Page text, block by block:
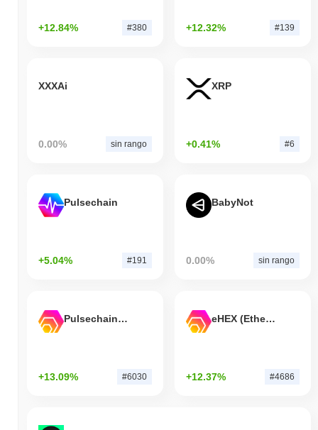
+12.84% #380 +12.32% #139
XXXAi
0.00% sin rango
XRP
+0.41% #6
Pulsechain
+5.04% #191
BabyNot
0.00% sin rango
Pulsechain Bridged HEX (Pulsechain)
+13.09% #6030
eHEX (Ethereum)
+12.37% #4686